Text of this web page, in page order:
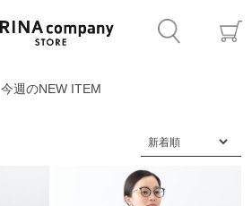
今週のNEW ITEM